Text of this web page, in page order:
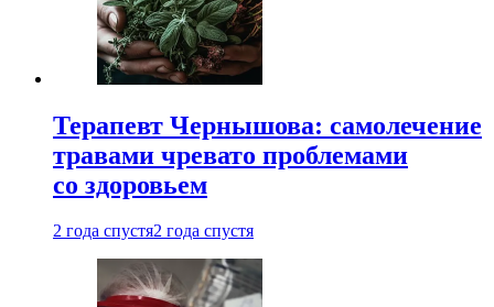
Терапевт Чернышова: самолечение
травами чревато проблемами
со здоровьем
2 года спустя2 года спустя